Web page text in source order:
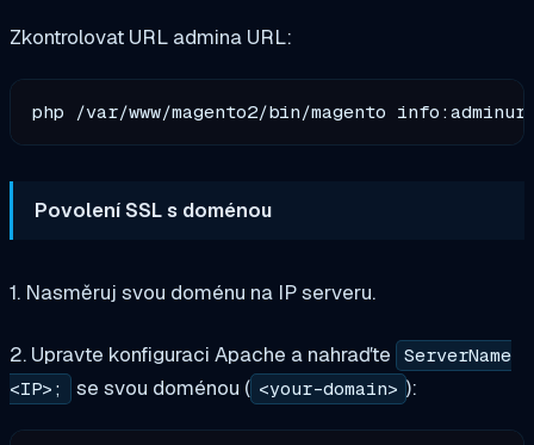
Zkontrolovat URL admina URL:
Povolení SSL s doménou
1. Nasměruj svou doménu na IP serveru.
2. Upravte konfiguraci Apache a nahraďte
ServerName
<IP>;
se svou doménou ( <your-domain> ):